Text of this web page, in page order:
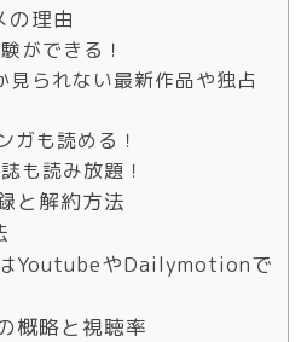
の理由
ができる！
見られない最新作品や独占
ガも読める！
も読み放題！
と解約方法
YoutubeやDailymotionで
概略と視聴率